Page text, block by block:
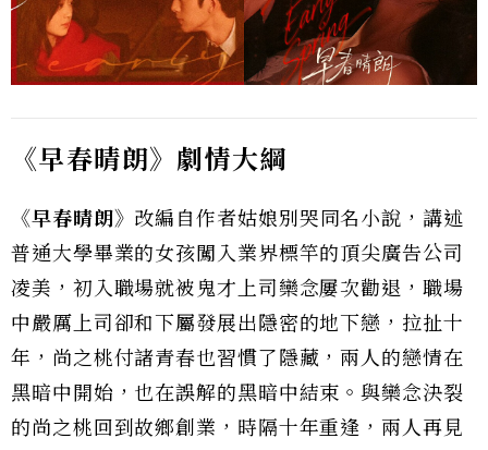
《早春晴朗》劇情大綱
《早春晴朗》 改編自作者姑娘別哭同名小說，講述
普通大學畢業的女孩闖入業界標竿的頂尖廣告公司
凌美，初入職場就被鬼才上司欒念屢次勸退，職場
中嚴厲上司卻和下屬發展出隱密的地下戀，拉扯十
年，尚之桃付諸青春也習慣了隱藏，兩人的戀情在
黑暗中開始，也在誤解的黑暗中結束。與欒念決裂
的尚之桃回到故鄉創業，時隔十年重逢，兩人再見